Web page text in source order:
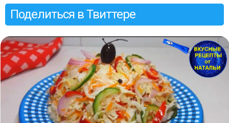
Поделиться в Твиттере